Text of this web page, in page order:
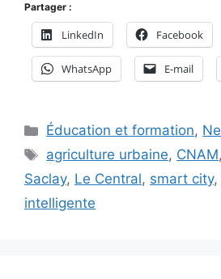
Partager :
LinkedIn Facebook
WhatsApp E-mail
Catégories
Éducation et formation,
Étiquettes
agriculture urbaine, CNAM,
Saclay, Le Central, smart city,
intelligente